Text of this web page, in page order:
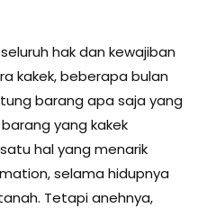
hak dan kewajiban
kakek, beberapa bulan
barang apa saja yang
yang kakek
hal yang menarik
selama hidupnya
Tetapi anehnya,